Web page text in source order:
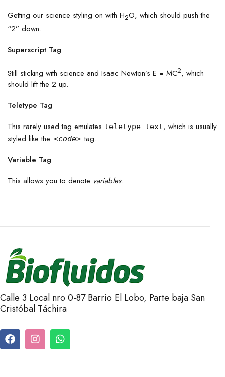
Getting our science styling on with H2O, which should push the
“2” down.
Superscript Tag
Still sticking with science and Isaac Newton’s E = MC2, which
should lift the 2 up.
Teletype Tag
This rarely used tag emulates teletype text, which is usually
styled like the <code> tag.
Variable Tag
This allows you to denote variables.
Calle 3 Local nro 0-87 Barrio El Lobo, Parte baja San
Cristóbal Táchira